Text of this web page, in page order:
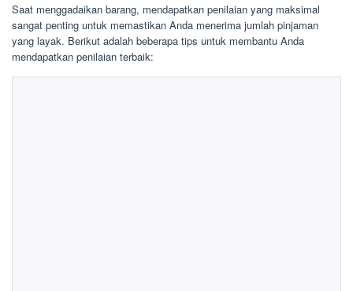
Saat menggadaikan barang, mendapatkan penilaian yang maksimal
sangat penting untuk memastikan Anda menerima jumlah pinjaman
yang layak. Berikut adalah beberapa tips untuk membantu Anda
mendapatkan penilaian terbaik: